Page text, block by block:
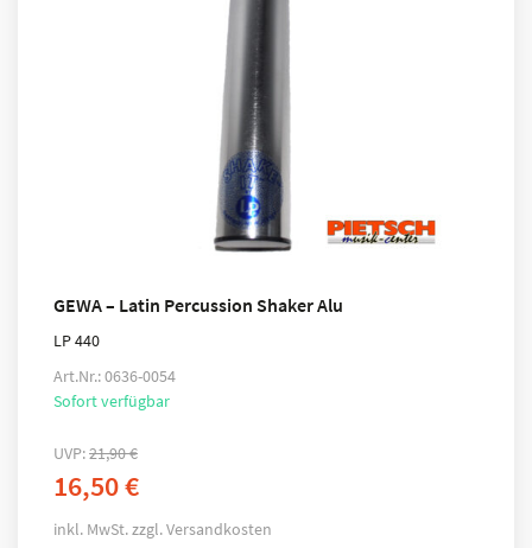
GEWA – Latin Percussion Shaker Alu
LP 440
Art.Nr.: 0636-0054
Sofort verfügbar
UVP:21,90€
16,50€
inkl. MwSt.zzgl.Versandkosten